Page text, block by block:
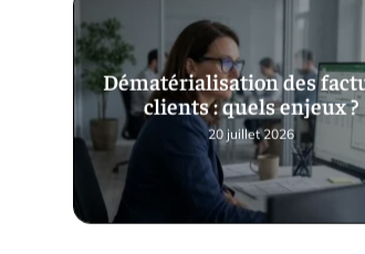
Dématérialisation des
clients : quels enjeux ?
20 juillet 2026